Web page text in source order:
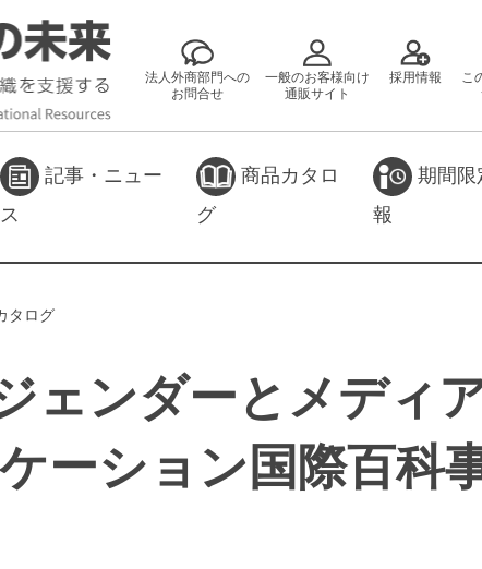
法人外商部門への
お問合せ
一般のお客様向け
通販サイト
採用情報
こ
記事・ニュー
ス
商品カタロ
グ
期間限
報
タログ
ェンダーとメディ
ーション国際百科